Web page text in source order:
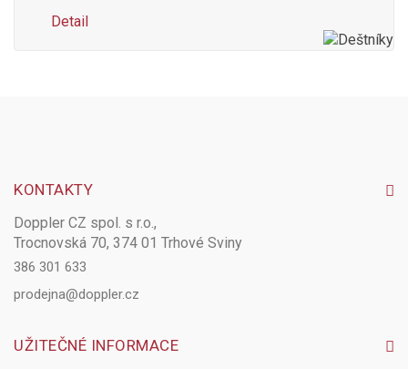
Detail
KONTAKTY
Doppler CZ spol. s r.o.,
Trocnovská 70, 374 01 Trhové Sviny
386 301 633
prodejna@doppler.cz
UŽITEČNÉ INFORMACE